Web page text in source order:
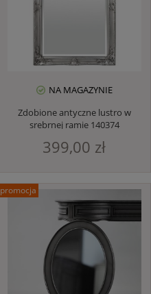
NA MAGAZYNIE
Zdobione antyczne lustro w
srebrnej ramie 140374
399,00 zł
promocja